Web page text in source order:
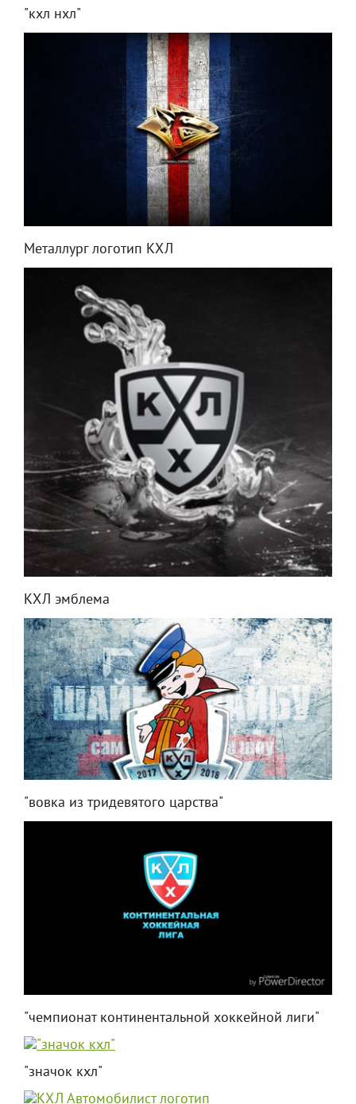
"кхл нхл"
Металлург логотип КХЛ
КХЛ эмблема
"вовка из тридевятого царства"
"чемпионат континентальной хоккейной лиги"
"значок кхл"